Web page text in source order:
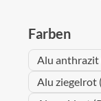
Farben
Alu anthrazit
Alu ziegelrot